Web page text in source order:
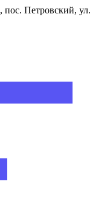
пос. Петровский, ул.